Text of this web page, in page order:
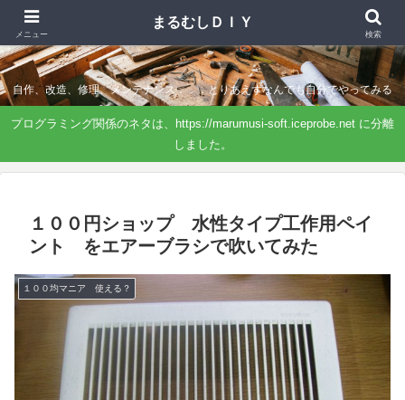
まるむしＤＩＹ
自作、改造、修理、メンテナンス．．．とりあえずなんでも自分でやってみる
プログラミング関係のネタは、https://marumusi-soft.iceprobe.net に分離
しました。
１００円ショップ 水性タイプ工作用ペイ
ント をエアーブラシで吹いてみた
１００均マニア 使える？
メニュー
まるむしＤＩＹ
検索